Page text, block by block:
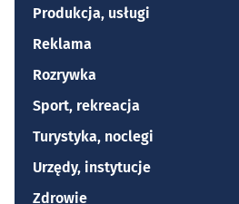
Produkcja, usługi
Reklama
Rozrywka
Sport, rekreacja
Turystyka, noclegi
Urzędy, instytucje
Zdrowie